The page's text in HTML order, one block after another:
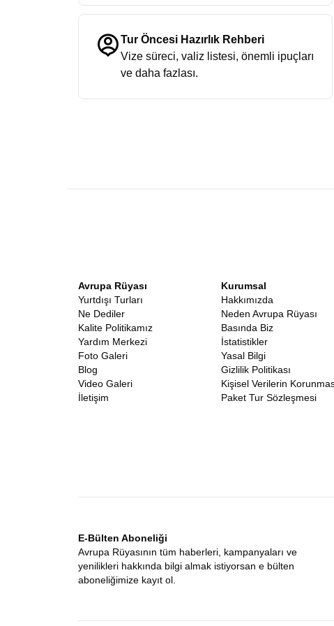
Tur Öncesi Hazırlık Rehberi
Vize süreci, valiz listesi, önemli ipuçları
ve daha fazlası.
Avrupa Rüyası
Yurtdışı Turları
Ne Dediler
Kalite Politikamız
Yardım Merkezi
Foto Galeri
Blog
Video Galeri
İletişim
Kurumsal
Hakkımızda
Neden Avrupa Rüyası
Basında Biz
İstatistikler
Yasal Bilgi
Gizlilik Politikası
Kişisel Verilerin
Paket Tur Sözleşmesi
E-Bülten Aboneliği
Avrupa Rüyasının tüm haberleri, kampanyaları ve
yenilikleri hakkında bilgi almak istiyorsan e bülten
aboneliğimize kayıt ol.